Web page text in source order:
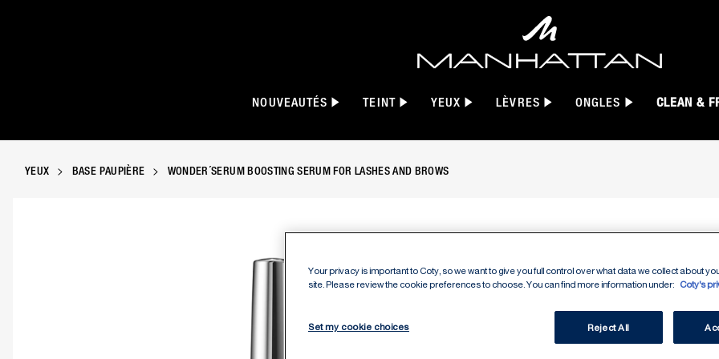
NOUVEAUTÉS TEINT YEUX LÈVRES ONGLES CLEAN &
YEUX BASE PAUPIÈRE WONDER´SERUM BOOSTING SERUM FOR LASHES AND BROWS
Your privacy is important to Coty, so we want to give you full control over what data we collect about
site. Please review the cookie preferences to choose. You can find more information under:
Coty's
Set my cookie choices Reject All